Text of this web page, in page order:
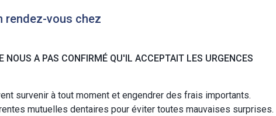
rendez-vous chez
NOUS A PAS CONFIRMÉ QU'IL ACCEPTAIT LES URGENCES
survenir à tout moment et engendrer des frais importants.
mutuelles dentaires pour éviter toutes mauvaises surprises.